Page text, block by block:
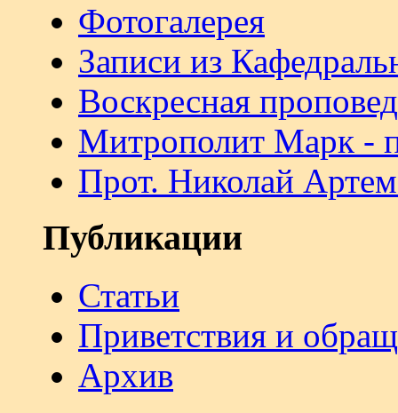
Фотогалерея
Записи из
Воскресная
Митрополит Марк -
Прот. Николай
Публикации
Статьи
Приветствия и
Архив